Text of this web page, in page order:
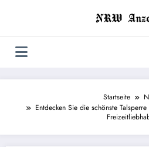
Startseite
Entdecken Sie die schönste